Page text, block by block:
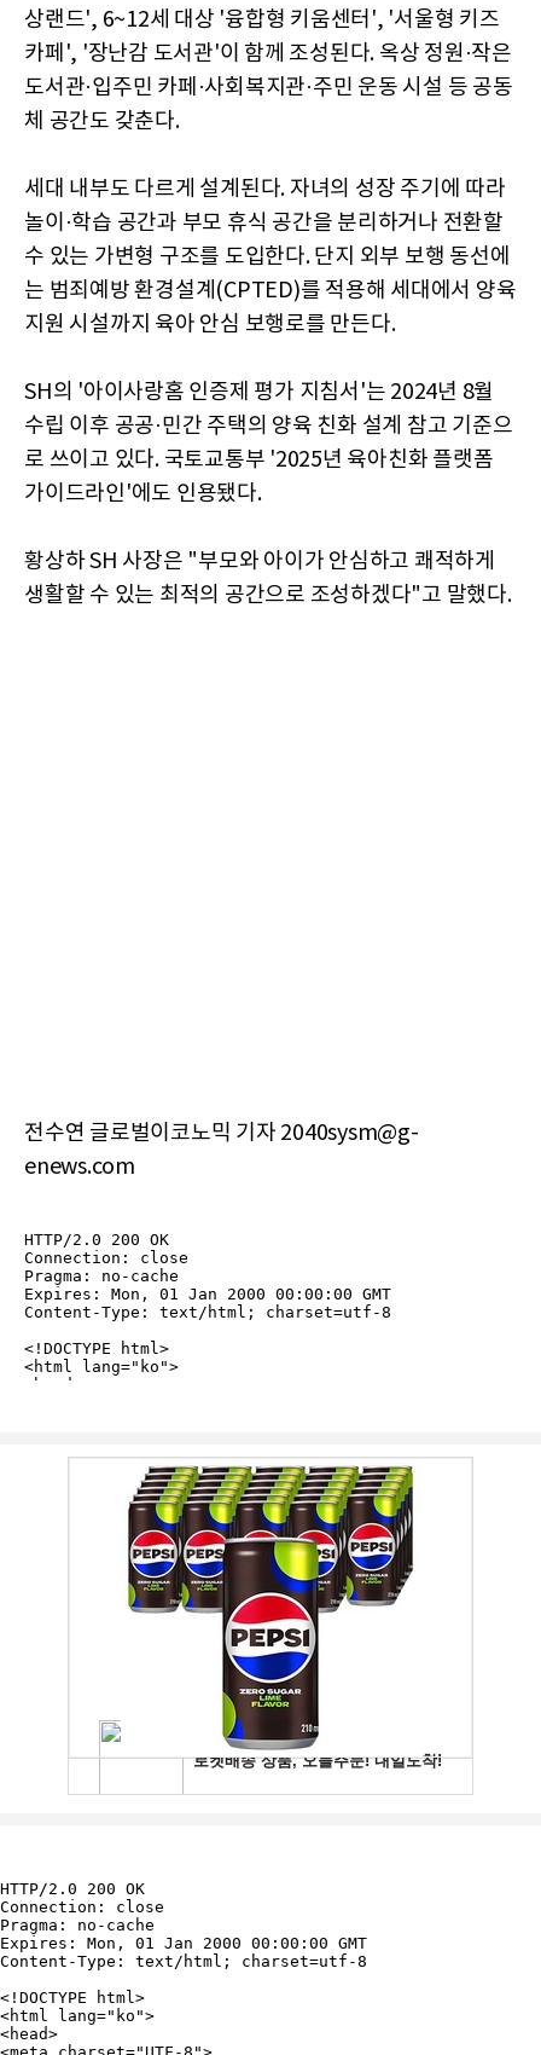
상랜드', 6~12세 대상 '융합형 키움센터', '서울형 키즈
카페', '장난감 도서관'이 함께 조성된다. 옥상 정원·작은
도서관·입주민 카페·사회복지관·주민 운동 시설 등 공동
체 공간도 갖춘다.
세대 내부도 다르게 설계된다. 자녀의 성장 주기에 따라
놀이·학습 공간과 부모 휴식 공간을 분리하거나 전환할
수 있는 가변형 구조를 도입한다. 단지 외부 보행 동선에
는 범죄예방 환경설계(CPTED)를 적용해 세대에서 양육
지원 시설까지 육아 안심 보행로를 만든다.
SH의 '아이사랑홈 인증제 평가 지침서'는 2024년 8월
수립 이후 공공·민간 주택의 양육 친화 설계 참고 기준으
로 쓰이고 있다. 국토교통부 '2025년 육아친화 플랫폼
가이드라인'에도 인용됐다.
황상하 SH 사장은 "부모와 아이가 안심하고 쾌적하게
생활할 수 있는 최적의 공간으로 조성하겠다"고 말했다.
전수연 글로벌이코노믹 기자 2040sysm@g-
enews.com